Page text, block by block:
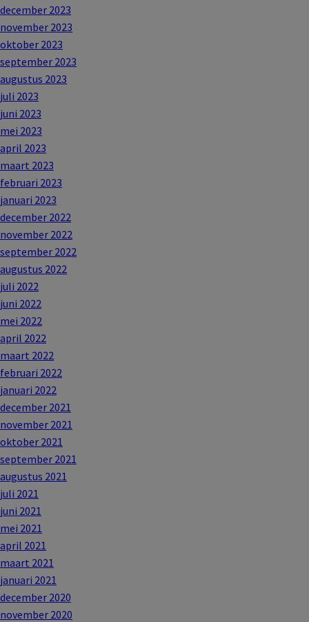
december 2023
november 2023
oktober 2023
september 2023
augustus 2023
juli 2023
juni 2023
mei 2023
april 2023
maart 2023
februari 2023
januari 2023
december 2022
november 2022
september 2022
augustus 2022
juli 2022
juni 2022
mei 2022
april 2022
maart 2022
februari 2022
januari 2022
december 2021
november 2021
oktober 2021
september 2021
augustus 2021
juli 2021
juni 2021
mei 2021
april 2021
maart 2021
januari 2021
december 2020
november 2020